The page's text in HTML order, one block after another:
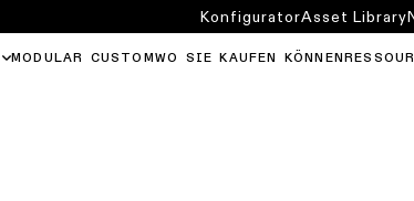
MODULAR CUSTOM WO SIE KAUFEN KÖNNEN
KonfiguratorAsset Library